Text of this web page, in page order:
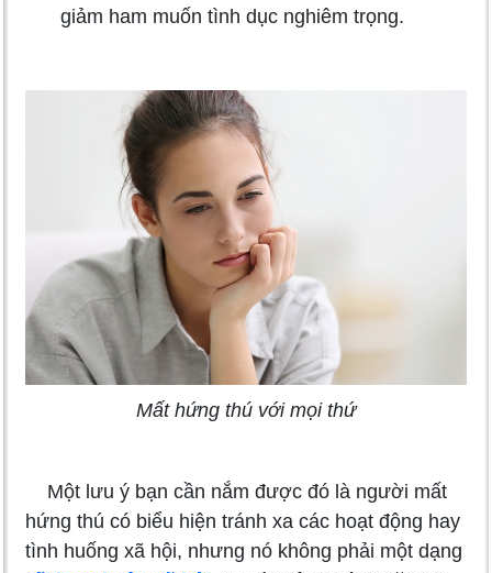
giảm ham muốn tình dục nghiêm trọng.
Mất hứng thú với mọi thứ
Một lưu ý bạn cần nắm được đó là người mất
hứng thú có biểu hiện tránh xa các hoạt động hay
tình huống xã hội, nhưng nó không phải một dạng